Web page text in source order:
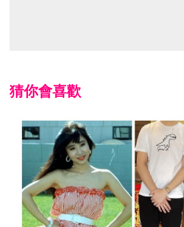
猜你會喜歡